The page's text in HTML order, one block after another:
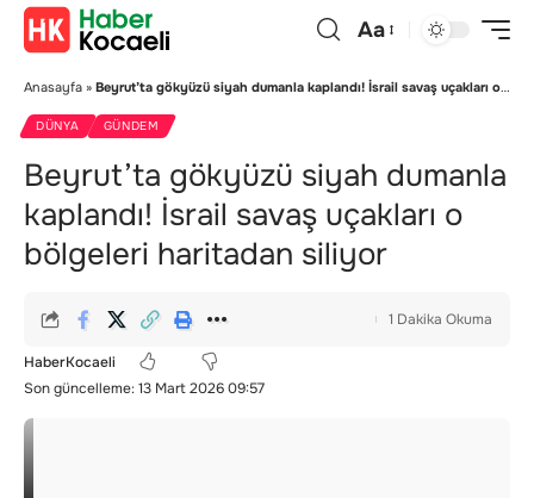
Aa
Anasayfa » Beyrut’ta gökyüzü siyah dumanla kaplandı! İsrail savaş uçakları o bölgeleri haritadan siliyor
DÜNYA GÜNDEM
Beyrut’ta gökyüzü siyah dumanla
kaplandı! İsrail savaş uçakları o
bölgeleri haritadan siliyor
Son güncelleme: 13 Mart 2026 09:57
HaberKocaeli
1 Dakika Okuma